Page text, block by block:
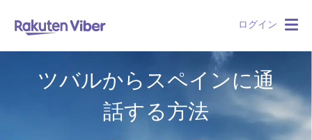
ログイン
ツバルからスペインに通
話する方法